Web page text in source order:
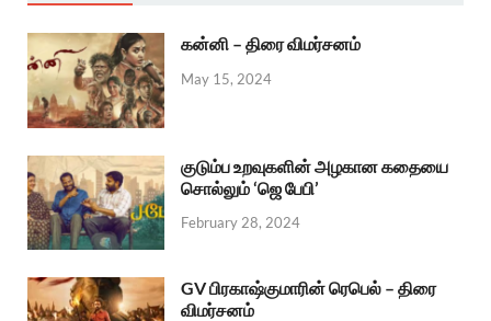
கன்னி – திரை விமர்சனம்
May 15, 2024
குடும்ப உறவுகளின் அழகான கதையை
சொல்லும் ‘ஜெ பேபி’
February 28, 2024
GV பிரகாஷ்குமாரின் ரெபெல் – திரை
விமர்சனம்